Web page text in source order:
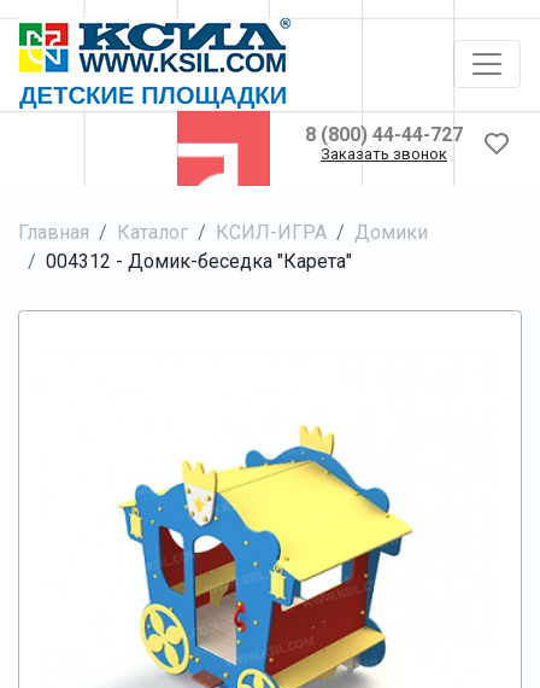
8 (800) 44-44-727
Заказать звонок
Главная Каталог КСИЛ-ИГРА
Домики
004312 - Домик-беседка "Карета"